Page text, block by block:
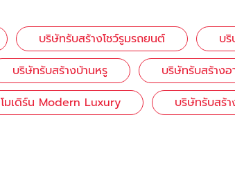
บริษัทรับสร้างโชว์รูมรถยนต์ บ
บริษัทรับสร้างบ้านหรู บริษัทรับสร้าง
มเดิร์น Modern Luxury บริษัทรับสร้